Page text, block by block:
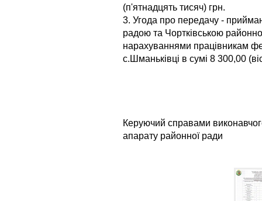
(п'ятнадцять тисяч) грн.
3. Угода про передачу -
радою та Чортківською
нарахуваннями працівникам
с.Шманьківці в сумі 8 300,00
Керуючий справами
апарату